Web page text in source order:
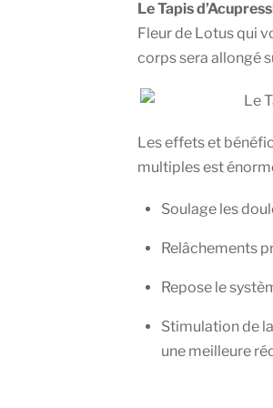
Le Tapis
Fleur de Lotus qui
corps sera allongé
Les effets et
multiples est
Soulage les
Relâchements
Repose le
Stimulation de
une meilleure